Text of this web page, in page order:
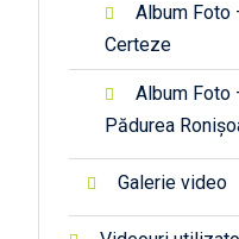
Album Foto
Certeze
Album Foto
Pădurea
Galerie video